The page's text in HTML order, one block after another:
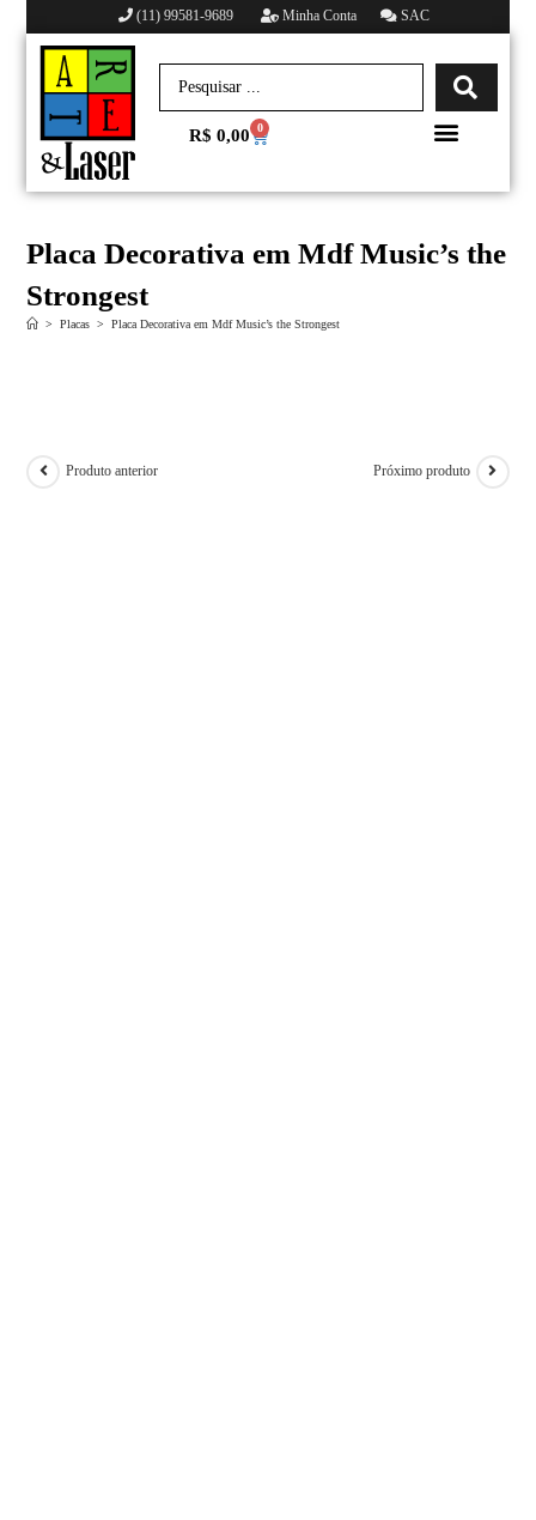
(11) 99581-9689 Minha Conta SAC
R$ 0,00 0
Placa Decorativa em Mdf Music’s the
Strongest
> Placas > Placa Decorativa em Mdf Music’s the Strongest
Produto anterior Próximo produto